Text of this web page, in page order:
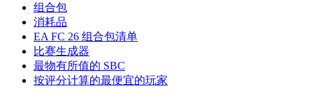
组合包
消耗品
EA FC 26 组合包清单
比赛生成器
最物有所值的 SBC
按评分计算的最便宜的玩家